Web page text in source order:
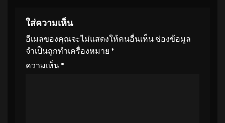
ใส่ความเห็น
อีเมลของคุณจะไม่แสดงให้คนอื่นเห็น ช่องข้อมูล
จำเป็นถูกทำเครื่องหมาย *
ความเห็น*